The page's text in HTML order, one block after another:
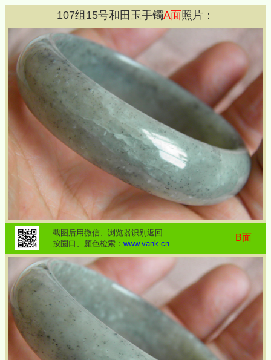
107组 15号和田玉手镯A面照片：
截图后用微信、浏览器识别返回
按圈口、颜色检索： www.vank.cn
B面